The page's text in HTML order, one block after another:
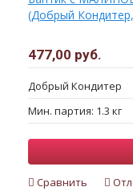
(Добрый
477,00 руб.
Добрый Кондитер
Мин. партия: 1.3 кг
Сравнить